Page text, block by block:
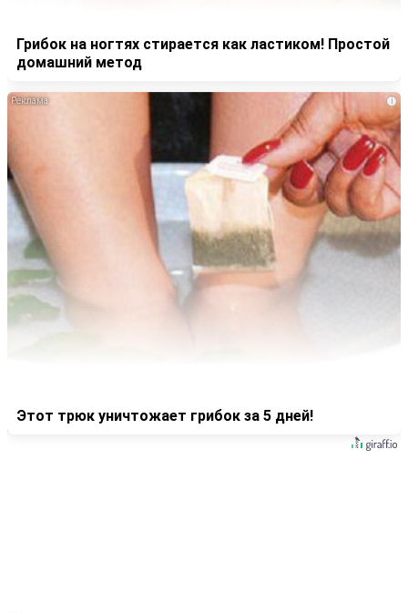
Грибок на ногтях стирается как ластиком! Простой
домашний метод
i
Этот трюк уничтожает грибок за 5 дней!